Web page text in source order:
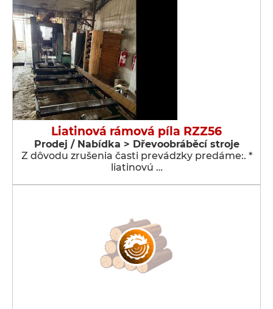
Liatinová rámová píla RZZ56
Prodej / Nabídka > Dřevoobráběcí stroje
Z dôvodu zrušenia časti prevádzky predáme:. *
liatinovú …